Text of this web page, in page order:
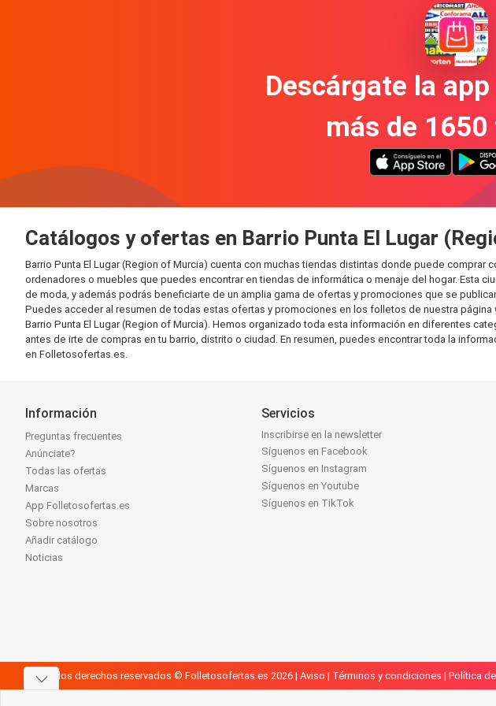
Descárgate la
más de
Catálogos y ofertas en Barrio Punta El Lugar
Barrio Punta El Lugar (Region of Murcia) cuenta con muchas tiendas distintas donde puede
ordenadores o muebles que puedes encontrar en tiendas de informática o menaje del hogar. Esta
de moda, y además podrás beneficiarte de un amplia gama de ofertas y promociones que se
Puedes acceder al resumen de todas estas ofertas y promociones en los folletos de nuestra
Barrio Punta El Lugar (Region of Murcia). Hemos organizado toda esta información en diferentes
antes de irte de compras en tu barrio, distrito o ciudad. En resumen, puedes encontrar toda la
en Folletosofertas.es.
Información
Preguntas frecuentes
Anúnciate?
Todas las ofertas
Marcas
App Folletosofertas.es
Sobre nosotros
Añadir catálogo
Noticias
Servicios
Inscribirse en la newsletter
Síguenos en Facebook
Síguenos en Instagram
Síguenos en Youtube
Síguenos en TikTok
Todos los derechos reservados © Folletosofertas.es 2026 | Aviso | Términos y condiciones | Política